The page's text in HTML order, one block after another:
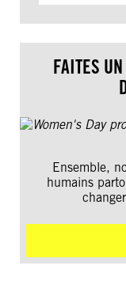
FAITES
Ensemble,
humains